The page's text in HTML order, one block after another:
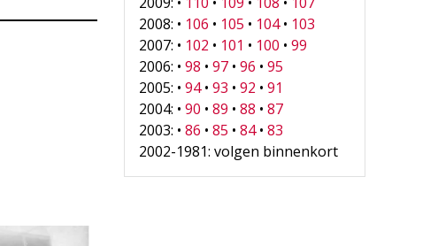
2008: • 106 • 105 • 104• 103
2007: • 102 • 101 • 100 •99
2006: •98 •97 •96 •95
2005: •94•93 •92 •91
2004: •90 •89 •88 •87
2003: •86 •85 •84•83
2002-1981: volgen binnenkort